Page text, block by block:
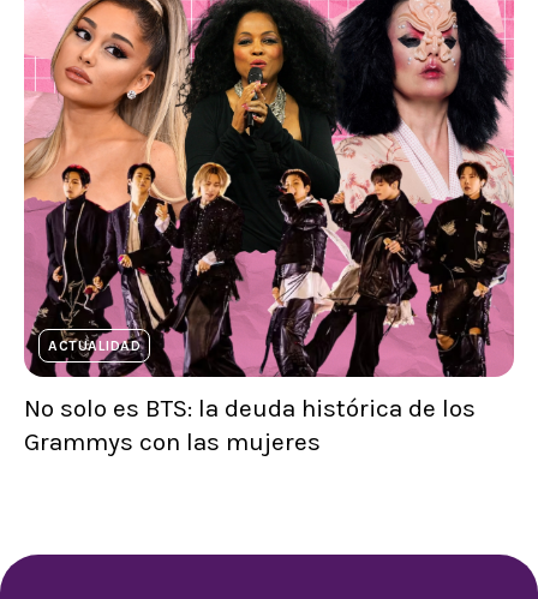
ACTUALIDAD
No solo es BTS: la deuda histórica de los
Grammys con las mujeres